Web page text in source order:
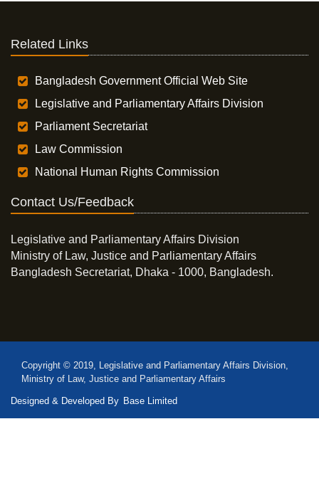
Related Links
Bangladesh Government Official Web Site
Legislative and Parliamentary Affairs Division
Parliament Secretariat
Law Commission
National Human Rights Commission
Contact Us/Feedback
Legislative and Parliamentary Affairs Division
Ministry of Law, Justice and Parliamentary Affairs
Bangladesh Secretariat, Dhaka - 1000, Bangladesh.
Copyright © 2019, Legislative and Parliamentary Affairs Division,
Ministry of Law, Justice and Parliamentary Affairs
Designed & Developed By Base Limited